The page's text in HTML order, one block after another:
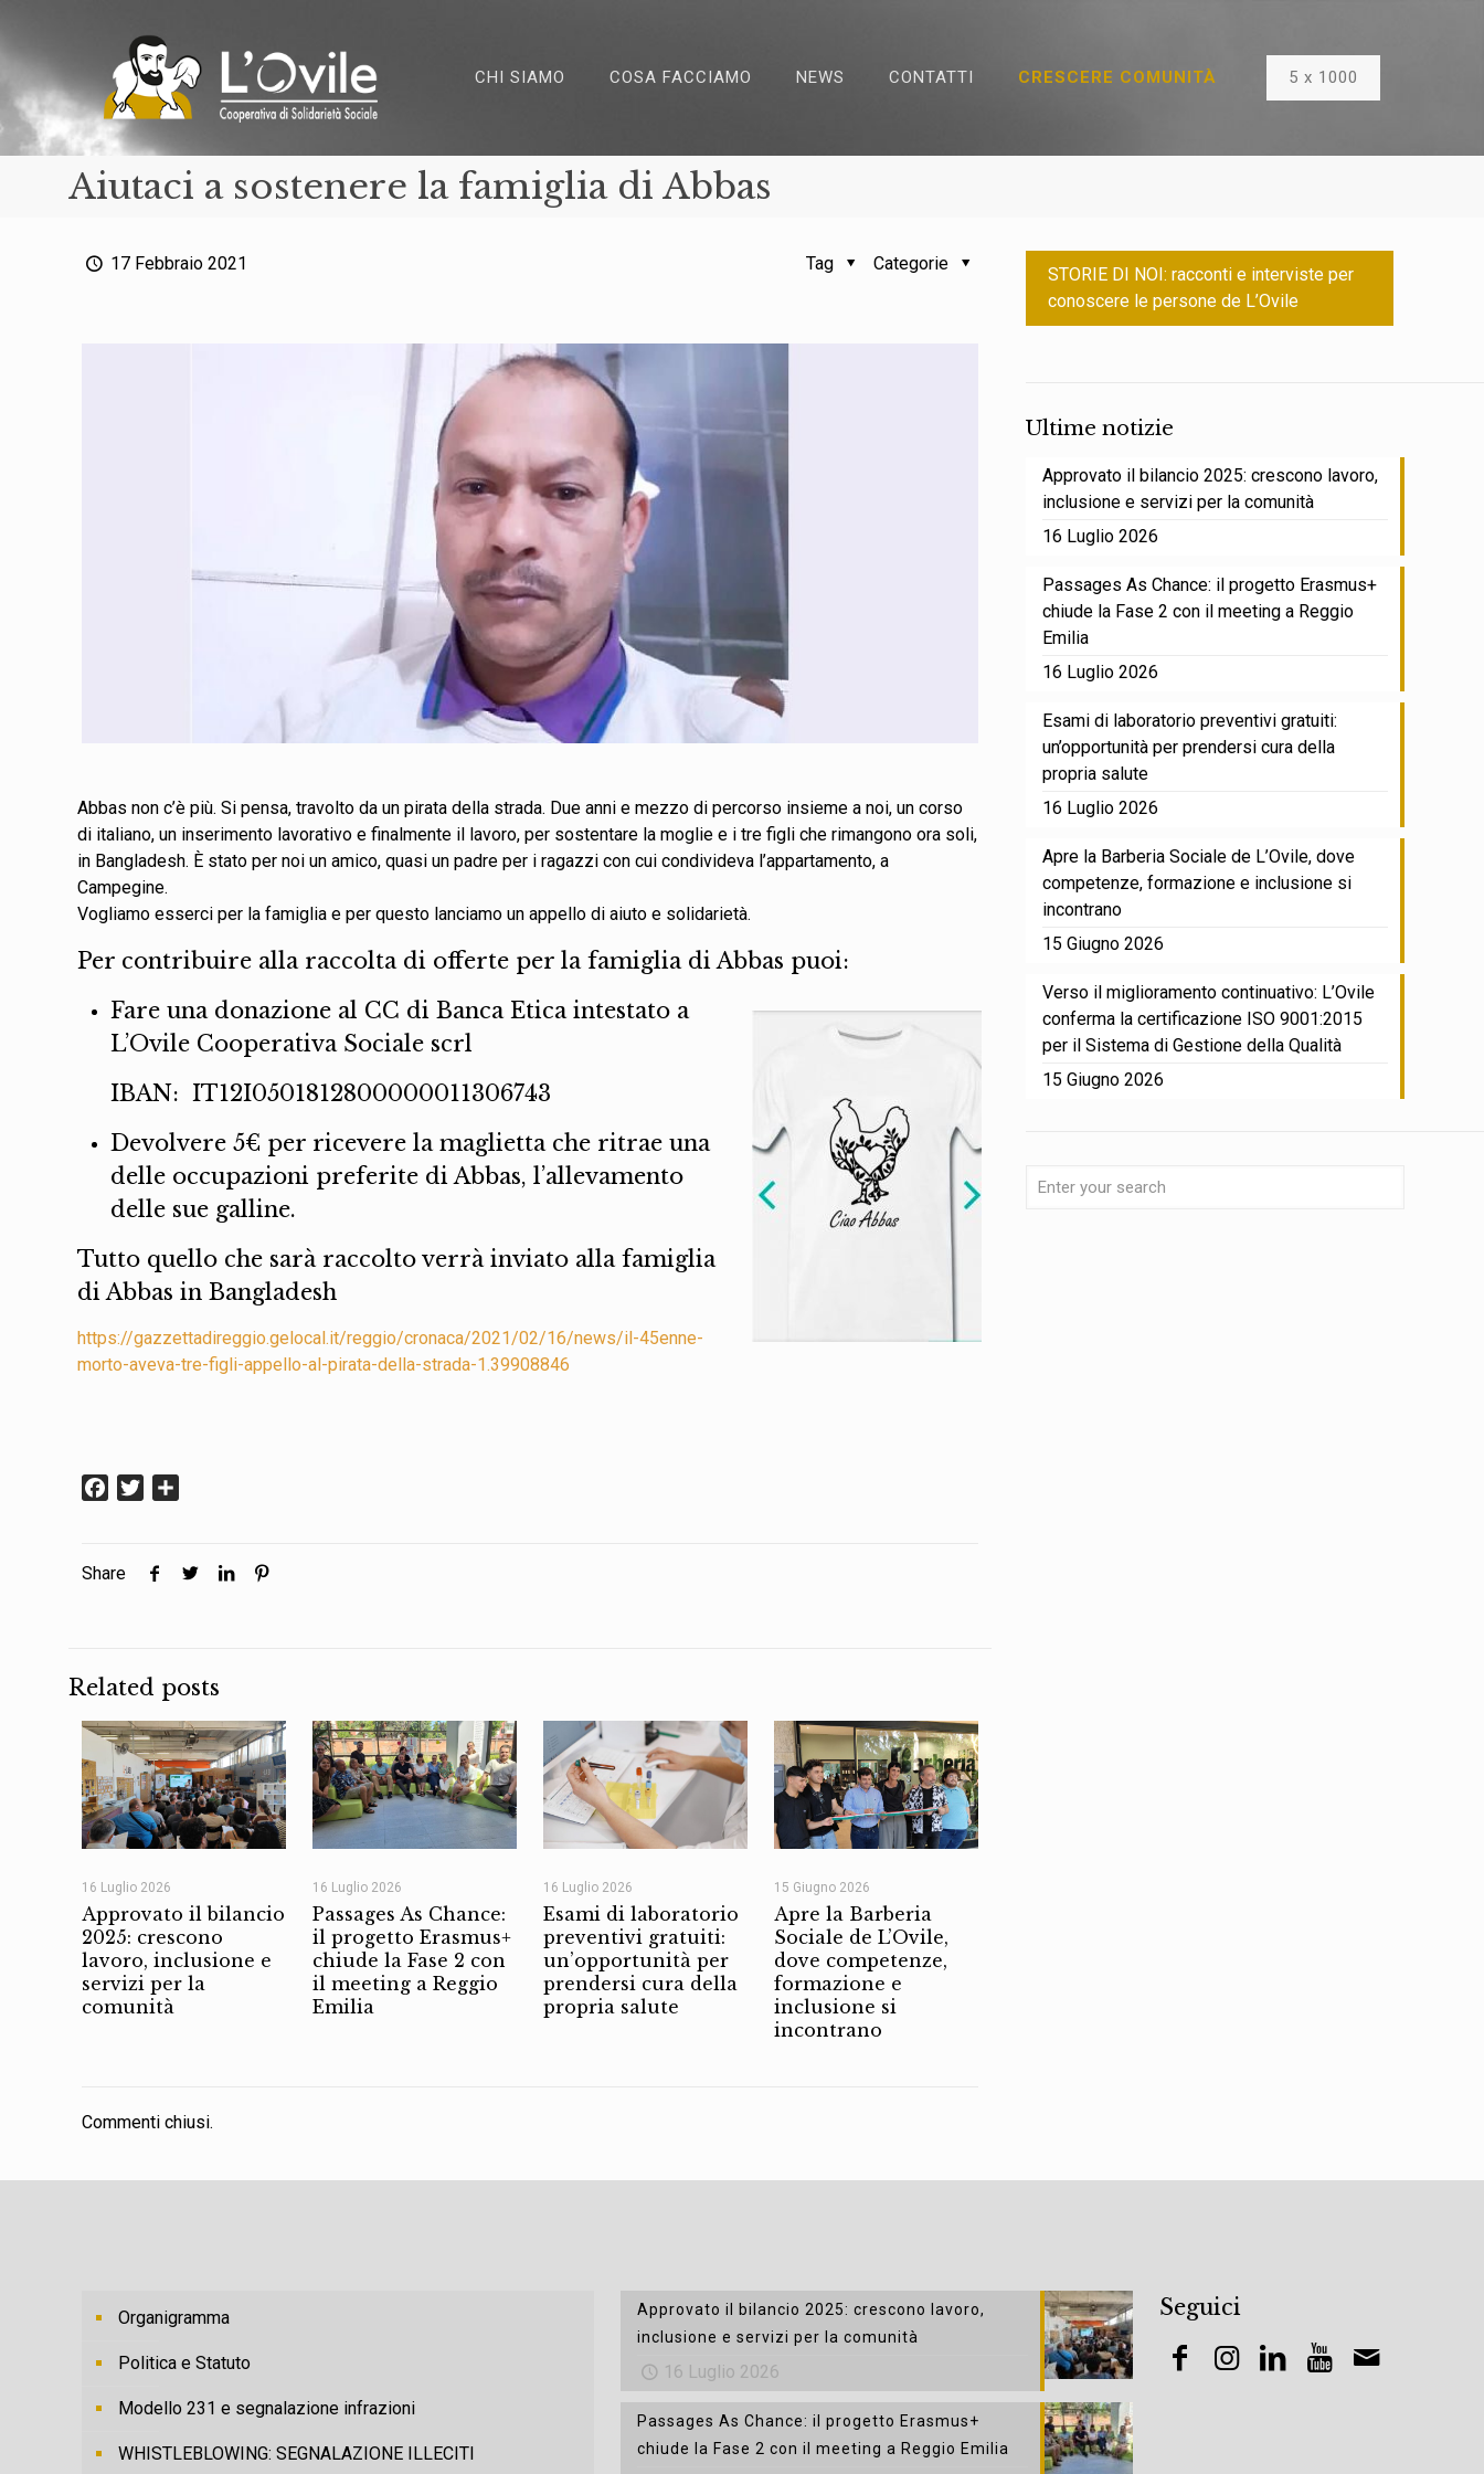
CHI SIAMO COSA FACCIAMO NEWS CONTATTI CRESCERE COMUNITÀ 5 x 1000
Aiutaci a sostenere la famiglia di Abbas
17 Febbraio 2021 Categorie
Tag
Abbas non c’è più. Si pensa, travolto da un pirata della strada. Due anni e mezzo di percorso insieme a noi, un corso
di italiano, un inserimento lavorativo e finalmente il lavoro, per sostentare la moglie e i tre figli che rimangono ora soli,
in Bangladesh. È stato per noi un amico, quasi un padre per i ragazzi con cui condivideva l’appartamento, a
Campegine.
Vogliamo esserci per la famiglia e per questo lanciamo un appello di aiuto e solidarietà.
Per contribuire alla raccolta di offerte per la famiglia di Abbas puoi:
Fare una donazione al CC di Banca Etica intestato a
L’Ovile Cooperativa Sociale scrl
IBAN: IT12I0501812800000011306743
Devolvere 5€ per ricevere la maglietta che ritrae una
delle occupazioni preferite di Abbas, l’allevamento
delle sue galline.
Tutto quello che sarà raccolto verrà inviato alla famiglia
di Abbas in Bangladesh
https://gazzettadireggio.gelocal.it/reggio/cronaca/2021/02/16/news/il-45enne-
morto-aveva-tre-figli-appello-al-pirata-della-strada-1.39908846
Facebook
Twitter
Share
Related posts
16 Luglio 2026
Approvato il bilancio
2025: crescono
lavoro, inclusione e
servizi per la
comunità
16 Luglio 2026
Passages As Chance:
il progetto Erasmus+
chiude la Fase 2 con
il meeting a Reggio
Emilia
16 Luglio 2026
Esami di laboratorio
preventivi gratuiti:
un’opportunità per
prendersi cura della
propria salute
15 Giugno 2026
Apre la Barberia
Sociale de L’Ovile,
dove competenze,
formazione e
inclusione si
incontrano
Commenti chiusi.
STORIE DI NOI: racconti e interviste per
conoscere le persone de L’Ovile
Ultime notizie
Approvato il bilancio 2025: crescono lavoro,
inclusione e servizi per la comunità
16 Luglio 2026
Passages As Chance: il progetto Erasmus+
chiude la Fase 2 con il meeting a Reggio
Emilia
16 Luglio 2026
Esami di laboratorio preventivi gratuiti:
un’opportunità per prendersi cura della
propria salute
16 Luglio 2026
Apre la Barberia Sociale de L’Ovile, dove
competenze, formazione e inclusione si
incontrano
15 Giugno 2026
Verso il miglioramento continuativo: L’Ovile
conferma la certificazione ISO 9001:2015
per il Sistema di Gestione della Qualità
15 Giugno 2026
Organigramma
Politica e Statuto
Modello 231 e segnalazione infrazioni
WHISTLEBLOWING: SEGNALAZIONE ILLECITI
Approvato il bilancio 2025: crescono lavoro,
inclusione e servizi per la comunità
16 Luglio 2026
Passages As Chance: il progetto Erasmus+
chiude la Fase 2 con il meeting a Reggio Emilia
Seguici